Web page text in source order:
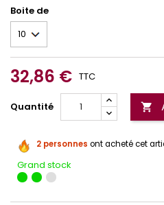
Boite de
32,86 € TTC
Quantité 
2 personnes ont acheté cet
Grand stock